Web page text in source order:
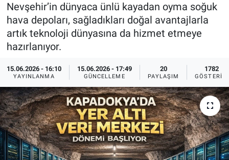
Nevşehir’in dünyaca ünlü kayadan oyma soğuk
hava depoları, sağladıkları doğal avantajlarla
artık teknoloji dünyasına da hizmet etmeye
hazırlanıyor.
15.06.2026 - 16:10
YAYINLANMA
15.06.2026 - 17:49
GÜNCELLEME
20
PAYLAŞIM
1782
GÖSTERIM
Sağlık
Yerel
Genel
Asayiş
İlan - Duyuru- Mesaj
Türkiye Gündemi
Sizden Gelenler
Yaşam
Sağlık
Eğitim
İlan - Duyuru- Mesaj
Türkiye Gündemi
Sizden Gelenler